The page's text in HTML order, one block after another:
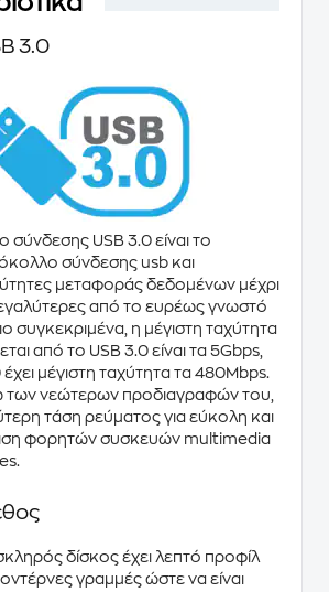
3.0
USB 3.0 είναι το
σύνδεσης usb και
μεταφοράς δεδομένων μέχρι
από το ευρέως γνωστό
συγκεκριμένα, η μέγιστη ταχύτητα
από το USB 3.0 είναι τα 5Gbps,
μέγιστη ταχύτητα τα 480Mbps.
των νεώτερων προδιαγραφών του,
τάση ρεύματος για εύκολη και
φορητών συσκευών multimedia
δίσκος έχει λεπτό προφίλ
γραμμές ώστε να είναι